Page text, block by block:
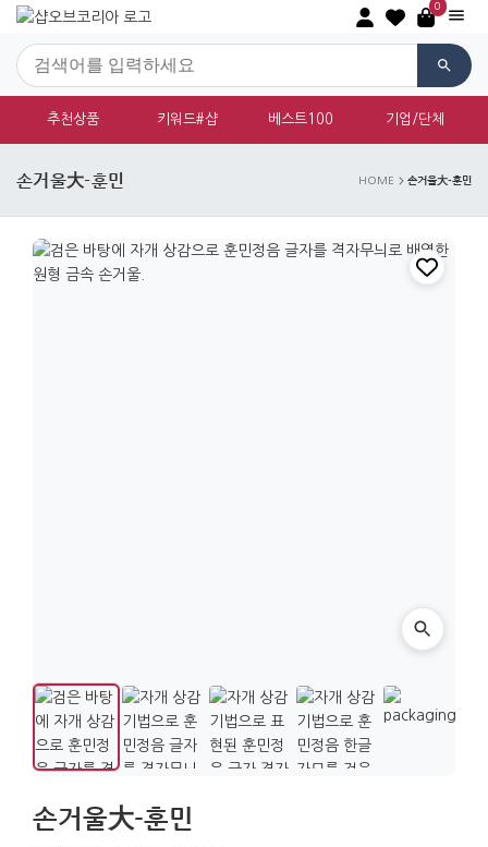
0
추천상품 키워드#샵 베스트100 기업/단체
손거울大-훈민 HOME 손거울大-훈민
손거울大-훈민